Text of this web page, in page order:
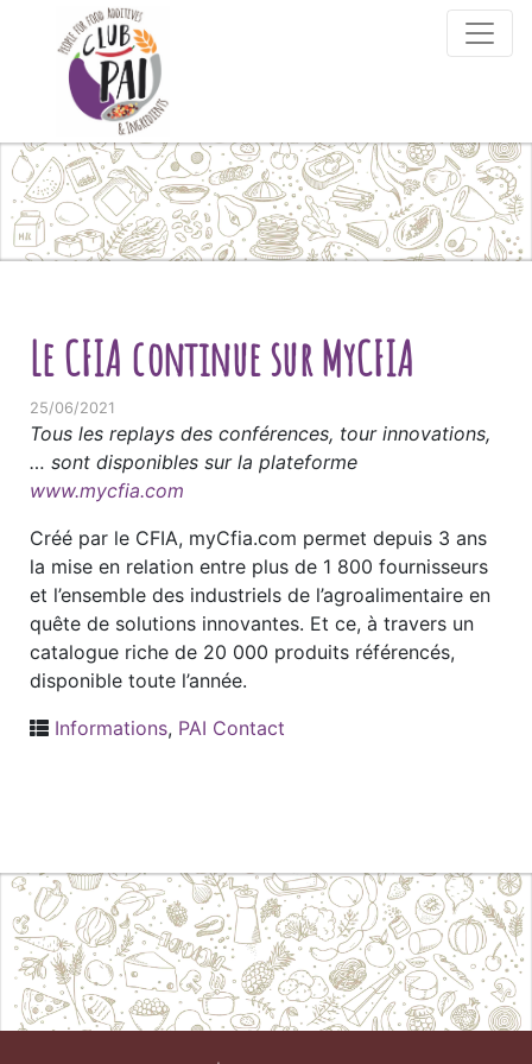
Skip to content
Le CFIA continue sur MyCFIA
25/06/2021
Tous les replays des conférences, tour innovations,
… sont disponibles sur la plateforme
www.mycfia.com
Créé par le CFIA, myCfia.com permet depuis 3 ans
la mise en relation entre plus de 1 800 fournisseurs
et l’ensemble des industriels de l’agroalimentaire en
quête de solutions innovantes. Et ce, à travers un
catalogue riche de 20 000 produits référencés,
disponible toute l’année.
Informations, PAI Contact